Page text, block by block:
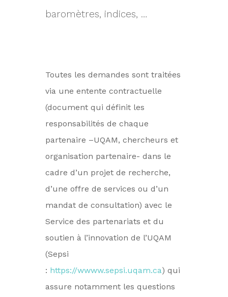
baromètres, indices, …
Toutes les demandes sont traitées
via une entente contractuelle
(document qui définit les
responsabilités de chaque
partenaire –UQAM, chercheurs et
organisation partenaire- dans le
cadre d’un projet de recherche,
d’une offre de services ou d’un
mandat de consultation) avec le
Service des partenariats et du
soutien à l’innovation de l’UQAM
(Sepsi
: https://wwww.sepsi.uqam.ca) qui
assure notamment les questions